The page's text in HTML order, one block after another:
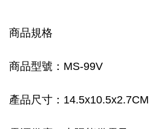
商品規格
商品型號： MS-99V
產品尺寸：14.5x10.5x2.7CM